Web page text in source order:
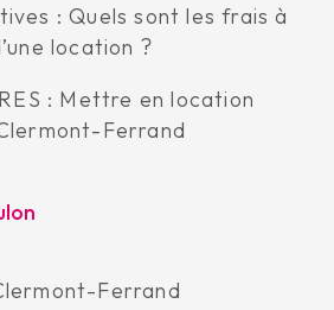
: Quels sont les frais à
location ?
: Mettre en location
Ferrand
Ferrand